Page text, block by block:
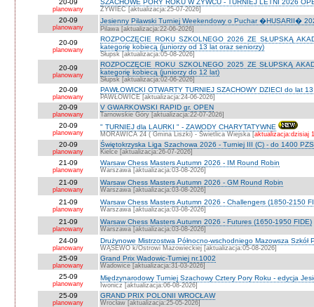
20-09
planowany
SZACHOWE PORY ROKU W ŻYWCU - TURNIEJ LETNI 2026
ŻYWIEC [aktualizacja:25-07-2026]
20-09
planowany
Jesienny Pilawski Turniej Weekendowy o Puchar �HUSARII�
Pilawa [aktualizacja:22-06-2026]
20-09
planowany
ROZPOCZĘCIE ROKU SZKOLNEGO 2026 ZE SŁUPSKĄ
kategorię kobiecą (juniorzy od 13 lat oraz seniorzy)
Słupsk [aktualizacja:05-08-2026]
20-09
planowany
ROZPOCZĘCIE ROKU SZKOLNEGO 2025 ZE SŁUPSKĄ
kategorię kobiecą (juniorzy do 12 lat)
Słupsk [aktualizacja:02-06-2026]
20-09
planowany
PAWŁOWICKI OTWARTY TURNIEJ SZACHOWY DZIECI do lat
PAWŁOWICE [aktualizacja:24-06-2026]
20-09
planowany
V GWARKOWSKI RAPID gr. OPEN
Tarnowskie Góry [aktualizacja:22-07-2026]
20-09
planowany
" TURNIEJ dla LAURKI " - ZAWODY CHARYTATYWNE
MORAWICA 24 ( Gmina Liszki) - Świetlica Wiejska [aktualizacja:dzisiaj
20-09
planowany
Świętokrzyska Liga Szachowa 2026 - Turniej III (C) - do 1400
Kielce [aktualizacja:26-07-2026]
21-09
planowany
Warsaw Chess Masters Autumn 2026 - IM Round Robin
Warszawa [aktualizacja:03-08-2026]
21-09
planowany
Warsaw Chess Masters Autumn 2026 - GM Round Robin
Warszawa [aktualizacja:03-08-2026]
21-09
planowany
Warsaw Chess Masters Autumn 2026 - Challengers (1850-2150
Warszawa [aktualizacja:03-08-2026]
21-09
planowany
Warsaw Chess Masters Autumn 2026 - Futures (1650-1950 FIDE)
Warszawa [aktualizacja:03-08-2026]
24-09
planowany
Drużynowe Mistrzostwa Północno-wschodniego Mazowsza Szkół
WĄSEWO k/Ostrowi Mazowieckiej [aktualizacja:05-08-2026]
25-09
planowany
Grand Prix Wadowic-Turniej nr.1002
Wadowice [aktualizacja:31-03-2026]
25-09
planowany
Międzynarodowy Turniej Szachowy Cztery Pory Roku - edycja
Iwonicz [aktualizacja:06-08-2026]
25-09
planowany
GRAND PRIX POLONII WROCŁAW
Wrocław [aktualizacja:25-05-2026]